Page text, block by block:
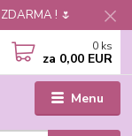
! 🌷
Menu
0 ks
za 0,00 EUR